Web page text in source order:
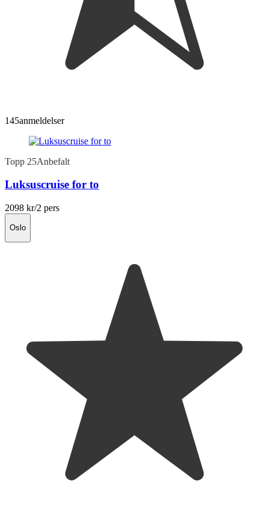
145anmeldelser
Topp 25Anbefalt
Luksuscruise for to
2098 kr/2 pers
Oslo